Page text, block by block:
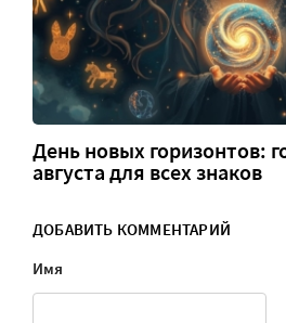
День новых горизонтов:
августа для всех знаков
ДОБАВИТЬ КОММЕНТАРИЙ
Имя